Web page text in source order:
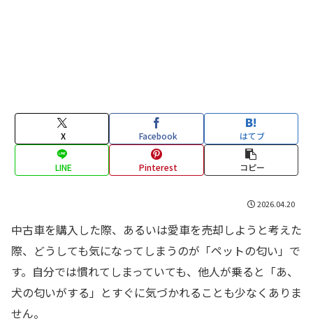
X Facebook はてブ
LINE Pinterest コピー
2026.04.20
中古車を購入した際、あるいは愛車を売却しようと考えた
際、どうしても気になってしまうのが「ペットの匂い」で
す。自分では慣れてしまっていても、他人が乗ると「あ、
犬の匂いがする」とすぐに気づかれることも少なくありま
せん。